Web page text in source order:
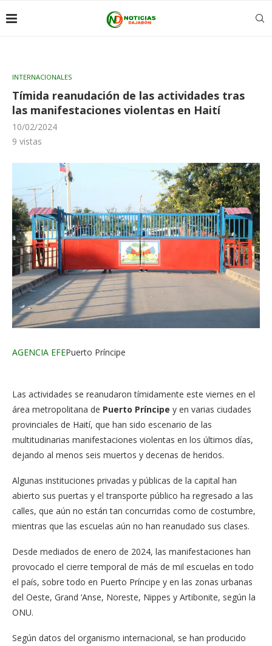
INTERNACIONALES
Tímida reanudación de las actividades tras
las manifestaciones violentas en Haití
10/02/2024
9 vistas
AGENCIA EFEPuerto Príncipe
Las actividades se reanudaron tímidamente este viernes en el
área metropolitana de Puerto Príncipe y en varias ciudades
provinciales de Haití, que han sido escenario de las
multitudinarias manifestaciones violentas en los últimos días,
dejando al menos seis muertos y decenas de heridos.
Algunas instituciones privadas y públicas de la capital han
abierto sus puertas y el transporte público ha regresado a las
calles, que aún no están tan concurridas como de costumbre,
mientras que las escuelas aún no han reanudado sus clases.
Desde mediados de enero de 2024, las manifestaciones han
provocado el cierre temporal de más de mil escuelas en todo
el país, sobre todo en Puerto Príncipe y en las zonas urbanas
del Oeste, Grand ‘Anse, Noreste, Nippes y Artibonite, según la
ONU.
Según datos del organismo internacional, se han producido